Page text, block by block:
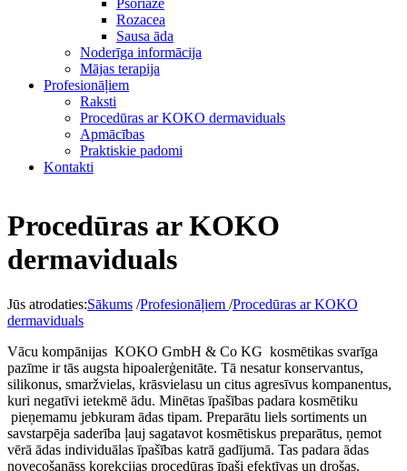
Psoriāze
Rozacea
Sausa āda
Noderīga informācija
Mājas terapija
Profesionāļiem
Raksti
Procedūras ar KOKO dermaviduals
Apmācības
Praktiskie padomi
Kontakti
Procedūras ar KOKO
dermaviduals
Jūs atrodaties:Sākums /Profesionāļiem /Procedūras ar KOKO
dermaviduals
Vācu kompānijas KOKO GmbH & Co KG kosmētikas svarīga
pazīme ir tās augsta hipoalerģenitāte. Tā nesatur konservantus,
silikonus, smaržvielas, krāsvielasu un citus agresīvus kompanentus,
kuri negatīvi ietekmē ādu. Minētas īpašības padara kosmētiku
pieņemamu jebkuram ādas tipam. Preparātu liels sortiments un
savstarpēja saderība ļauj sagatavot kosmētiskus preparātus, ņemot
vērā ādas individuālas īpašības katrā gadījumā. Tas padara ādas
novecošanāss korekcijas procedūras īpaši efektīvas un drošas.